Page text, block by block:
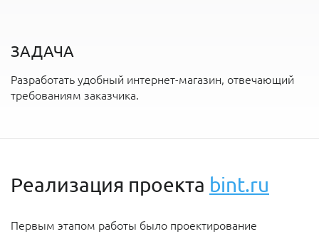
ЗАДАЧА
Разработать удобный интернет-магазин, отвечающий
требованиям заказчика.
Реализация проекта bint.ru
Первым этапом работы было проектирование